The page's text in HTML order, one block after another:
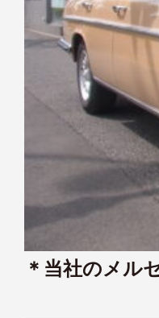
＊当社のメル